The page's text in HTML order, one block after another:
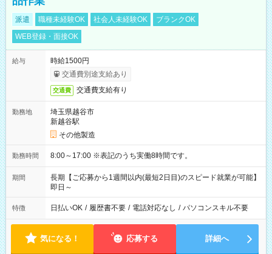
派遣 職種未経験OK 社会人未経験OK
ブランクOK
WEB登録・面接OK
給与
時給1500円
交通費別途支給あり
交通費 交通費支給有り
勤務地
埼玉県越谷市
新越谷駅
その他製造
勤務時間 8:00～17:00 ※表記のうち実働8時間です。
期間
長期【ご応募から1週間以内(最短2日目)のスピード就業が可能】
即日～
特徴 日払いOK / 履歴書不要 / 電話対応なし / パソコンスキル不要
気になる！ 応募する 詳細へ